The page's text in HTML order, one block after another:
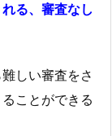
る、審査なし
しい審査をさ
ことができる